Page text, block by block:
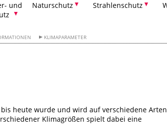
und
Naturschutz Strahlenschutz
KLIMAPARAMETER
heute wurde und wird auf verschiedene Arten
Klimagrößen spielt dabei eine